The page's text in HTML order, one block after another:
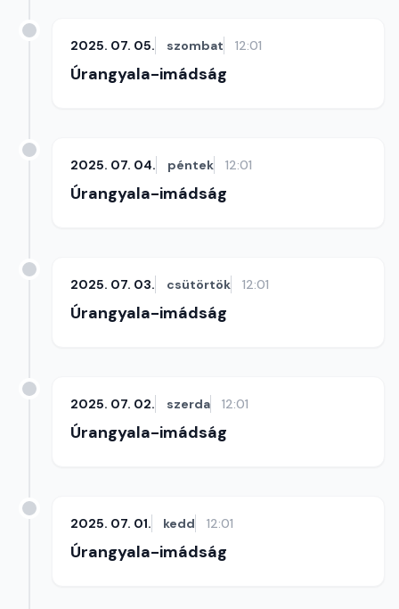
2025. 07. 05. szombat 12:01
Úrangyala-imádság
2025. 07. 04. péntek 12:01
Úrangyala-imádság
2025. 07. 03. csütörtök 12:01
Úrangyala-imádság
2025. 07. 02. szerda 12:01
Úrangyala-imádság
2025. 07. 01. kedd 12:01
Úrangyala-imádság